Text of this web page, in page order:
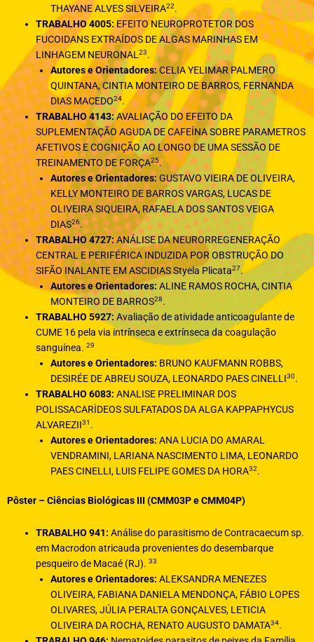
THAYANE ALVES SILVEIRA22.
TRABALHO 4005:EFEITO NEUROPROTETOR DOS
FUCOIDANS EXTRAÍDOS DE ALGAS MARINHAS EM
LINHAGEM NEURONAL23.
Autores e Orientadores:CELIA YELIMAR PALMERO
QUINTANA, CINTIA MONTEIRO DE BARROS, FERNANDA
DIAS MACEDO24.
TRABALHO 4143:AVALIAÇÃO DO EFEITO DA
SUPLEMENTAÇÃO AGUDA DE CAFEÍNA SOBRE PARAMETROS
AFETIVOS E COGNIÇÃO AO LONGO DE UMA SESSÃO DE
TREINAMENTO DE FORÇA25.
Autores e Orientadores: GUSTAVO VIEIRA DE OLIVEIRA,
KELLY MONTEIRO DE BARROS VARGAS, LUCAS DE
OLIVEIRA SIQUEIRA, RAFAELA DOS SANTOS VEIGA
DIAS26.
TRABALHO 4727:ANÁLISE DA NEURORREGENERAÇÃO
CENTRAL E PERIFÉRICA INDUZIDA POR OBSTRUÇÃO DO
SIFÃO INALANTE EM ASCIDIAS Styela Plicata27.
Autores e Orientadores: ALINE RAMOS ROCHA, CINTIA
MONTEIRO DE BARROS28.
TRABALHO 5927:Avaliação de atividade anticoagulante de
CUME 16 pela via intrínseca e extrínseca da coagulação
sanguínea.29
Autores e Orientadores: BRUNO KAUFMANN ROBBS,
DESIRÉE DE ABREU SOUZA, LEONARDO PAES CINELLI30.
TRABALHO 6083: ANALISE PRELIMINAR DOS
POLISSACARİDEOS SULFATADOS DA ALGA KAPPAPHYCUS
ALVAREZII31 .
Autores e Orientadores: ANA LUCIA DO AMARAL
VENDRAMINI, LARIANA NASCIMENTO LIMA, LEONARDO
PAES CINELLI, LUIS FELIPE GOMES DA HORA32.
Pôster – Ciências Biológicas III (CMM03P e CMM04P)
TRABALHO 941: Análise do parasitismo de Contracaecum sp.
em Macrodon atricauda provenientes do desembarque
pesqueiro de Macaé (RJ).33
Autores e Orientadores: ALEKSANDRA MENEZES
OLIVEIRA, FABIANA DANIELA MENDONÇA, FÁBIO LOPES
OLIVARES, JÚLIA PERALTA GONÇALVES, LETICIA
OLIVEIRA DA ROCHA, RENATO AUGUSTO DAMATA34.